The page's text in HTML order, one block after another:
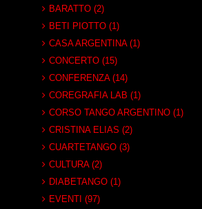
BARATTO (2)
BETI PIOTTO (1)
CASA ARGENTINA (1)
CONCERTO (15)
CONFERENZA (14)
COREGRAFIA LAB (1)
CORSO TANGO ARGENTINO (1)
CRISTINA ELIAS (2)
CUARTETANGO (3)
CULTURA (2)
DIABETANGO (1)
EVENTI (97)